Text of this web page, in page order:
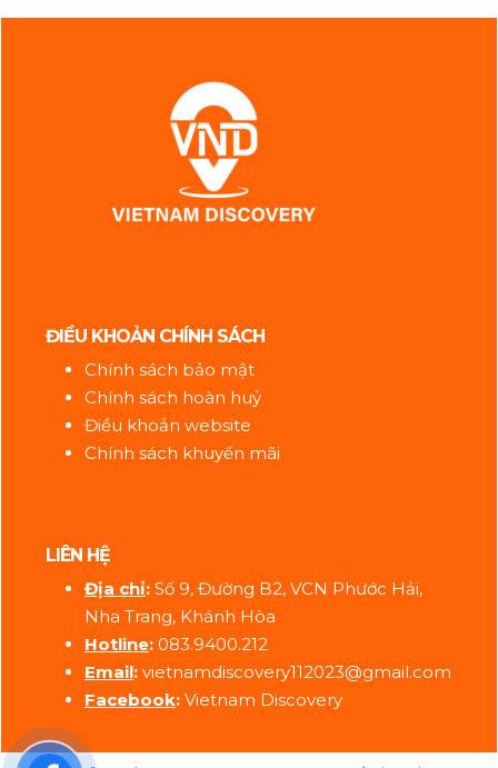
ĐIỀU KHOẢN CHÍNH SÁCH
Chính sách bảo mật
Chính sách hoàn huỷ
Điều khoản website
Chính sách khuyến mãi
LIÊN HỆ
Địa chỉ: Số 9, Đường B2, VCN Phước Hải,
Nha Trang, Khánh Hòa
Hotline: 083.9400.212
Email: vietnamdiscovery112023@gmail.com
Facebook: Vietnam Discovery